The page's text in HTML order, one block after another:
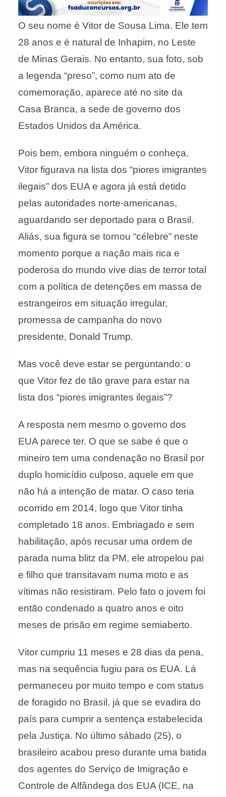
O seu nome é Vitor de Sousa Lima. Ele tem
28 anos e é natural de Inhapim, no Leste
de Minas Gerais. No entanto, sua foto, sob
a legenda “preso”, como num ato de
comemoração, aparece até no site da
Casa Branca, a sede de governo dos
Estados Unidos da América.
Pois bem, embora ninguém o conheça,
Vitor figurava na lista dos “piores imigrantes
ilegais” dos EUA e agora já está detido
pelas autoridades norte-americanas,
aguardando ser deportado para o Brasil.
Aliás, sua figura se tornou “célebre” neste
momento porque a nação mais rica e
poderosa do mundo vive dias de terror total
com a política de detenções em massa de
estrangeiros em situação irregular,
promessa de campanha do novo
presidente, Donald Trump.
Mas você deve estar se perguntando: o
que Vitor fez de tão grave para estar na
lista dos “piores imigrantes ilegais”?
A resposta nem mesmo o governo dos
EUA parece ter. O que se sabe é que o
mineiro tem uma condenação no Brasil por
duplo homicídio culposo, aquele em que
não há a intenção de matar. O caso teria
ocorrido em 2014, logo que Vitor tinha
completado 18 anos. Embriagado e sem
habilitação, após recusar uma ordem de
parada numa blitz da PM, ele atropelou pai
e filho que transitavam numa moto e as
vítimas não resistiram. Pelo fato o jovem foi
então condenado a quatro anos e oito
meses de prisão em regime semiaberto.
Vitor cumpriu 11 meses e 28 dias da pena,
mas na sequência fugiu para os EUA. Lá
permaneceu por muito tempo e com status
de foragido no Brasil, já que se evadira do
país para cumprir a sentença estabelecida
pela Justiça. No último sábado (25), o
brasileiro acabou preso durante uma batida
dos agentes do Serviço de Imigração e
Controle de Alfândega dos EUA (ICE, na